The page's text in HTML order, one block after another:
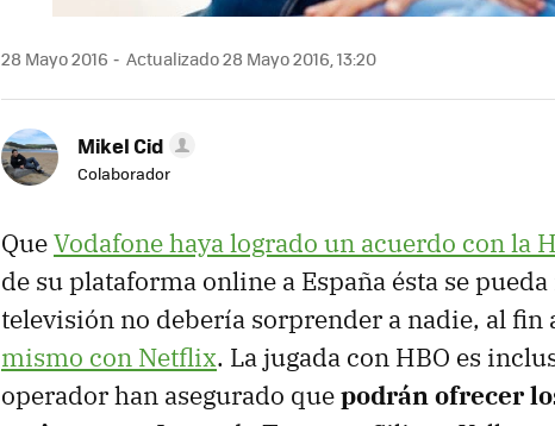
28 Mayo 2016 Actualizado 28 Mayo 2016, 13:20
Mikel Cid
Colaborador
QueVodafone haya logrado un acuerdo con la
de su plataforma online a España ésta se
televisión no debería sorprender a nadie, al fin
mismo con Netflix. La jugada con HBO es
operador han asegurado quepodrán ofrecer